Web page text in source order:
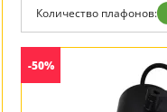
Количество плафонов:
-50%